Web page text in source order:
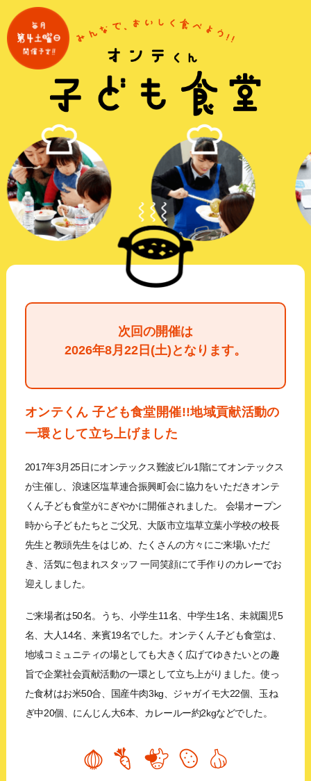
次回の開催は
2026年8月22日(土)となります。
オンテくん 子ども食堂開催!!地域貢献活動の
一環として立ち上げました
2017年3月25日にオンテックス難波ビル1階にてオンテックス
が主催し、浪速区塩草連合振興町会に協力をいただきオンテ
くん子ども食堂がにぎやかに開催されました。 会場オープン
時から子どもたちとご父兄、大阪市立塩草立葉小学校の校長
先生と教頭先生をはじめ、たくさんの方々にご来場いただ
き、活気に包まれスタッフ 一同笑顔にて手作りのカレーでお
迎えしました。
ご来場者は50名。うち、小学生11名、中学生1名、未就園児5
名、大人14名、来賓19名でした。オンテくん子ども食堂は、
地域コミュニティの場としても大きく広げてゆきたいとの趣
旨で企業社会貢献活動の一環として立ち上がりました。使っ
た食材はお米50合、国産牛肉3kg、ジャガイモ大22個、玉ね
ぎ中20個、にんじん大6本、カレールー約2kgなどでした。